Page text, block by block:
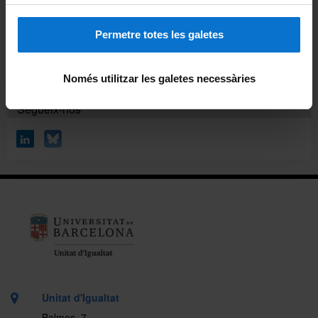
Permetre totes les galetes
Només utilitzar les galetes necessàries
l'assetjament, violències masclistes i LGTBIQA+ fòbiques
Segueix-nos
Unitat d'Igualtat